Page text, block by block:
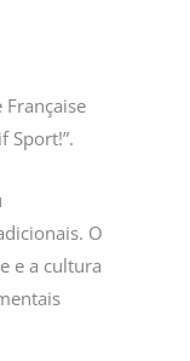
Sport!”.
O
e a cultura